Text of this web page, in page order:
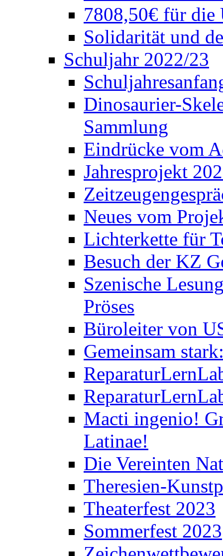
7808,50€ für die
Solidarität und
Schuljahr 2022/23
Dinosaurier-
Sammlung
Eindrücke vom
Jahresprojekt
Neues vom
Lichterkette für
Besuch der KZ
Szenische
Pröses
Büroleiter von
Gemeinsam
Macti ingenio!
Latinae!
Die Vereinten
Theresien-
Theaterfest 2023
Sommerfest 2023